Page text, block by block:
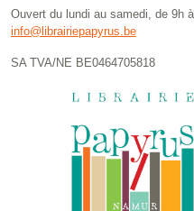
Ouvert du lundi au samedi, de 9h
info@librairiepapyrus.be
SA TVA/NE BE0464705818